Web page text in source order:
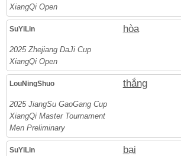
XiangQi Open
SuYiLin hòa
2025 Zhejiang DaJi Cup
XiangQi Open
LouNingShuo thắng
2025 JiangSu GaoGang Cup
XiangQi Master Tournament
Men Preliminary
SuYiLin bại